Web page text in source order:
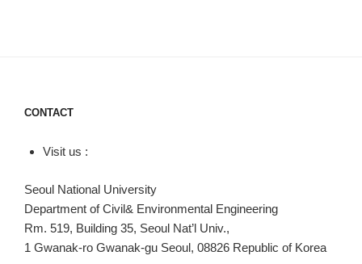
CONTACT
Visit us :
Seoul National University
Department of Civil& Environmental Engineering
Rm. 519, Building 35, Seoul Nat’l Univ.,
1 Gwanak-ro Gwanak-gu Seoul, 08826 Republic of Korea